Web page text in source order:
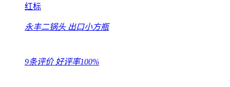
红标
永丰二锅头 出口小方瓶
9条评价 好评率100%